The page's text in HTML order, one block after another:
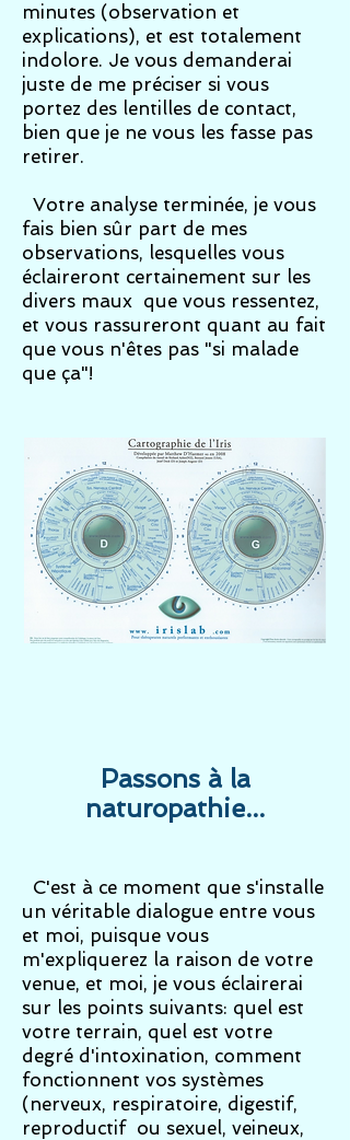
minutes (observation et
explications), et est totalement
indolore. Je vous demanderai
juste de me préciser si vous
portez des lentilles de contact,
bien que je ne vous les fasse pas
retirer.
Votre analyse terminée, je vous
fais bien sûr part de mes
observations, lesquelles vous
éclaireront certainement sur les
divers maux que vous ressentez,
et vous rassureront quant au fait
que vous n'êtes pas "si malade
que ça"!
Passons à la
naturopathie...
C'est à ce moment que s'installe
un véritable dialogue entre vous
et moi, puisque vous
m'expliquerez la raison de votre
venue, et moi, je vous éclairerai
sur les points suivants: quel est
votre terrain, quel est votre
degré d'intoxination, comment
fonctionnent vos systèmes
(nerveux, respiratoire, digestif,
reproductif ou sexuel, veineux,